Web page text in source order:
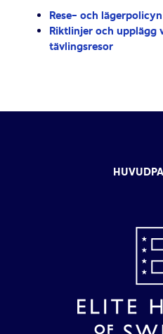
Rese- och lägerpolicyn
Riktlinjer och upplägg
tävlingsresor